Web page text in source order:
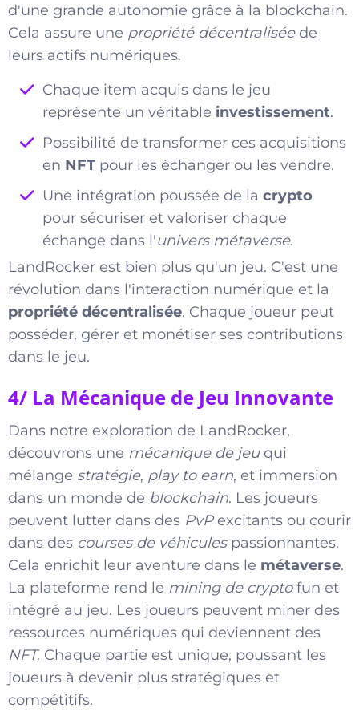
d'une grande autonomie grâce à la blockchain.
Cela assure une propriété décentraliséede
leurs actifs numériques.
Chaque item acquis dans le jeu
représente un véritable investissement.
Possibilité de transformer ces acquisitions
en NFT pour les échanger ou les vendre.
Une intégration poussée de la crypto
pour sécuriser et valoriser chaque
échange dans l'univers métaverse.
LandRocker est bien plus qu'un jeu. C'est une
révolution dans l'interaction numérique et la
propriété décentralisée. Chaque joueur peut
posséder, gérer et monétiser ses contributions
dans le jeu.
4/ La Mécanique de Jeu Innovante
Dans notre exploration de LandRocker,
découvrons une mécanique de jeuqui
mélange stratégie, play to earn, et immersion
dans un monde de blockchain. Les joueurs
peuvent lutter dans des PvPexcitants ou courir
dans des courses de véhiculespassionnantes.
Cela enrichit leur aventure dans le métaverse.
La plateforme rend le mining de cryptofun et
intégré au jeu. Les joueurs peuvent miner des
ressources numériques qui deviennent des
NFT. Chaque partie est unique, poussant les
joueurs à devenir plus stratégiques et
compétitifs.